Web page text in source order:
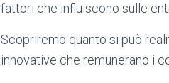
fattori che influiscono sulle
Scopriremo quanto si può
innovative che remunerano i